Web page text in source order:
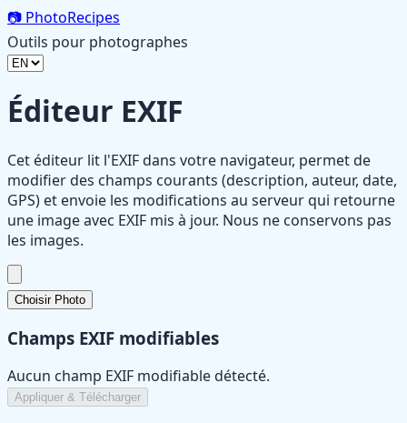
📷 PhotoRecipes
Outils pour photographes
Éditeur EXIF
Cet éditeur lit l'EXIF dans votre navigateur, permet de
modifier des champs courants (description, auteur, date,
GPS) et envoie les modifications au serveur qui retourne
une image avec EXIF mis à jour. Nous ne conservons pas
les images.
Choisir Photo
Champs EXIF modifiables
Aucun champ EXIF modifiable détecté.
Appliquer & Télécharger